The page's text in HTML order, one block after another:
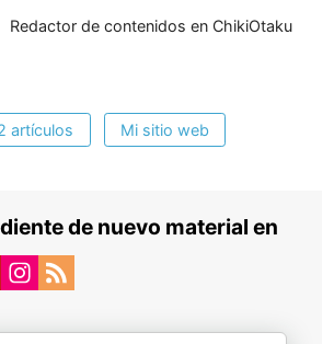
Redactor de contenidos en ChikiOtaku
artículos Mi sitio web
de nuevo material en